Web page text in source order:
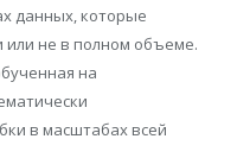
данных, которые
или не в полном объеме.
на
в масштабах всей